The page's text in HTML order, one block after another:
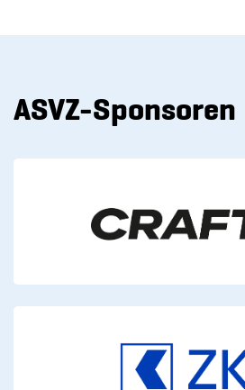
ASVZ-Sponsoren